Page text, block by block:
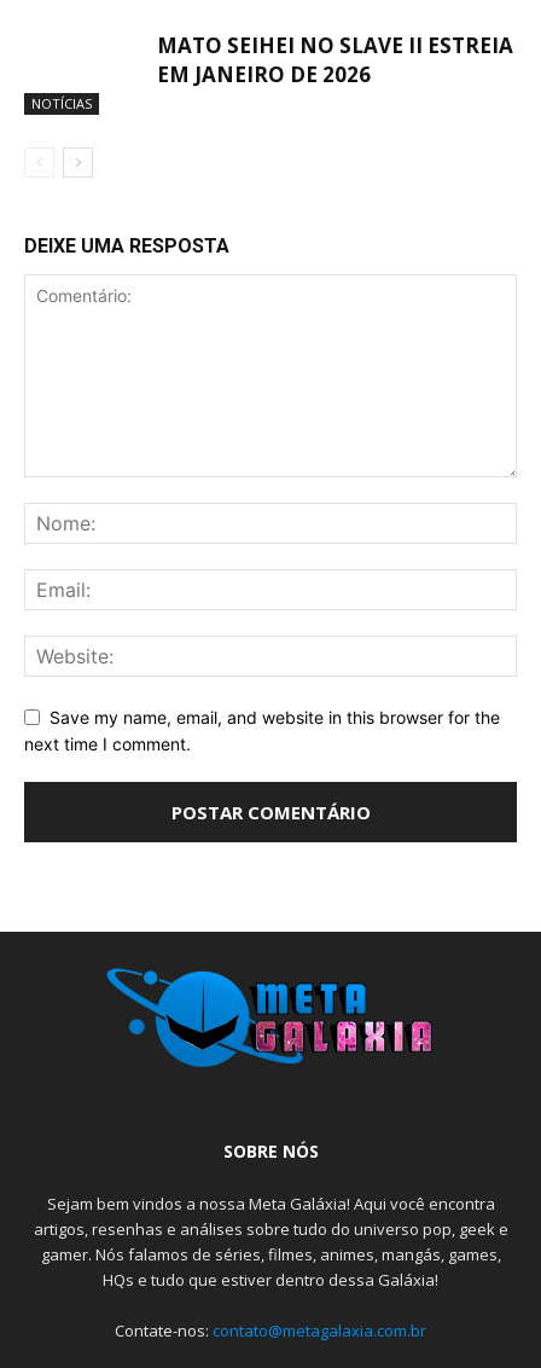
NOTÍCIAS
MATO SEIHEI NO SLAVE II ESTREIA
EM JANEIRO DE 2026
DEIXE UMA RESPOSTA
Save my name, email, and website in this browser for the
next time I comment.
SOBRE NÓS
Sejam bem vindos a nossa Meta Galáxia! Aqui você encontra
artigos, resenhas e análises sobre tudo do universo pop, geek e
gamer. Nós falamos de séries, filmes, animes, mangás, games,
HQs e tudo que estiver dentro dessa Galáxia!
Contate-nos: contato@metagalaxia.com.br